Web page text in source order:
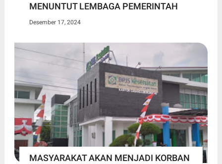
MENUNTUT LEMBAGA PEMERINTAH
Desember 17, 2024
MASYARAKAT AKAN MENJADI KORBAN